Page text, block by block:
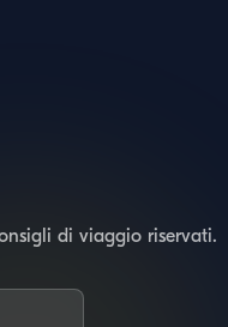
di viaggio riservati.